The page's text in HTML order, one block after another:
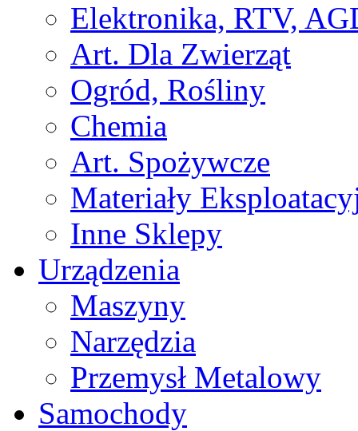
Elektronika, RTV,
Art. Dla Zwierząt
Ogród, Rośliny
Chemia
Art. Spożywcze
Materiały
Inne Sklepy
Urządzenia
Maszyny
Narzędzia
Przemysł Metalowy
Samochody